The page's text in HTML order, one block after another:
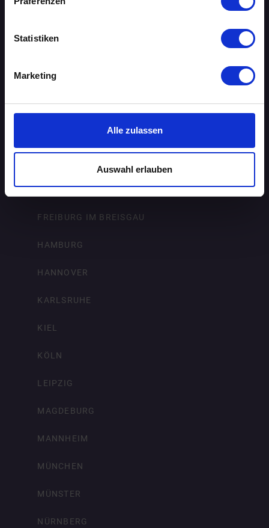
Statistiken
Marketing
Alle zulassen
Auswahl erlauben
BREMEN
DORTMUND
FRANKFURT AM MAIN
FREIBURG IM BREISGAU
HAMBURG
HANNOVER
KARLSRUHE
KIEL
KÖLN
LEIPZIG
MAGDEBURG
MANNHEIM
MÜNCHEN
MÜNSTER
NÜRNBERG